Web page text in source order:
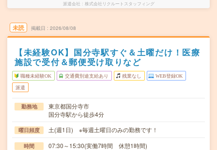
派遣会社 株式会社リクルートスタッフィング
未読 掲載日 2026/08/08
【未経験OK】国分寺駅すぐ＆土曜だけ！医療
施設で受付＆郵便受け取りなど
職種未経験OK 交通費別途支給あり 残業なし WEB登録OK
派遣
勤務地
東京都国分寺市
国分寺駅から徒歩4分
曜日頻度 土(週1日) ※毎週土曜日のみの勤務です！
時間 07:30～15:30(実働7時間 休憩1時間)